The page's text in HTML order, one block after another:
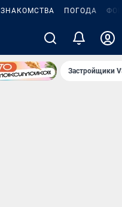
ЗНАКОМСТВА ПОГОДА
Застройщики